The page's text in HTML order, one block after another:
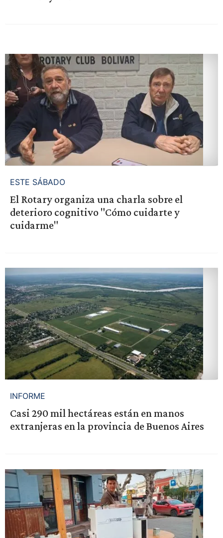
ESTE SÁBADO
El Rotary organiza una charla sobre el
deterioro cognitivo "Cómo cuidarte y
cuidarme"
INFORME
Casi 290 mil hectáreas están en manos
extranjeras en la provincia de Buenos Aires